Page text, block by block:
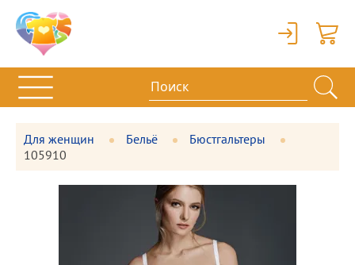
Вход
Для женщин Бельё
Бюстгальтеры
105910
Фотографии
товара
Большая